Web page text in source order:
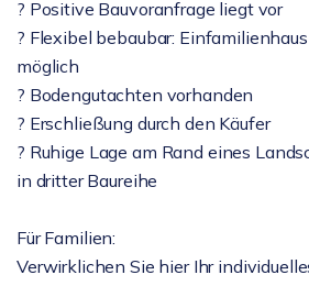
? Positive Bauvoranfrage liegt vor
? Flexibel bebaubar:
möglich
? Bodengutachten vorhanden
? Erschließung durch den Käufer
? Ruhige Lage am Rand eines
in dritter Baureihe
Für Familien:
Verwirklichen Sie hier Ihr